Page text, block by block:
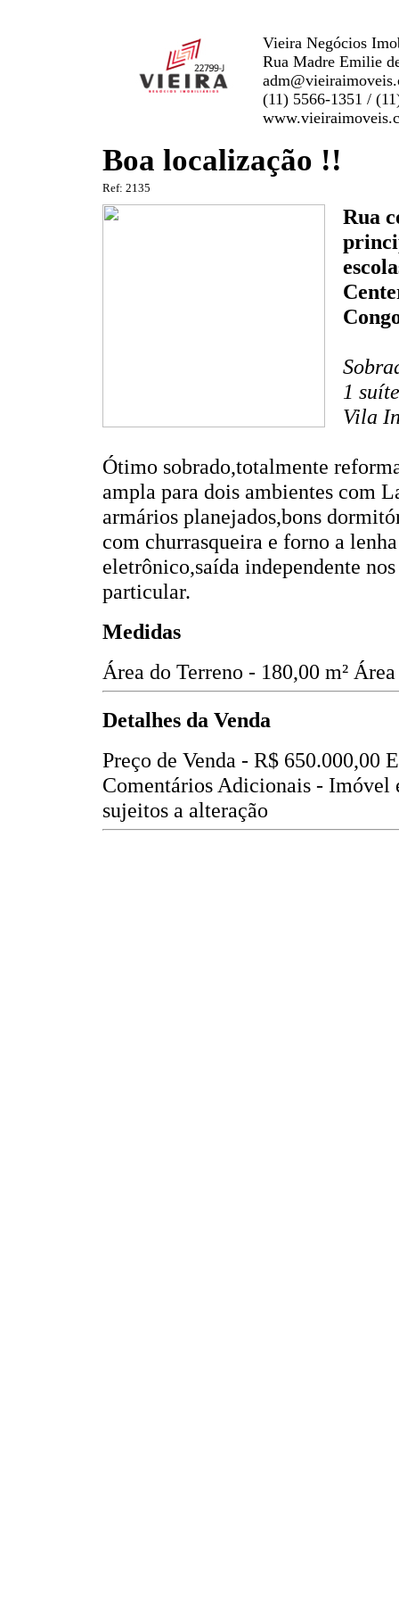
Vieira Negócios
Rua Madre Emilie
(11) 5566-1351 /
Boa localização !!
Ref: 2135
Rua
1
Vila
Ótimo sobrado,totalmente
ampla para dois ambientes com
armários planejados,bons
com churrasqueira e forno a
eletrônico,saída independente
particular.
Medidas
Área do Terreno - 180,00 m²
Detalhes da Venda
Preço de Venda - R$ 650.000,00
Comentários Adicionais - Imóvel
sujeitos a alteração